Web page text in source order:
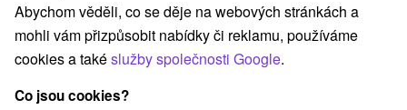
Kategorie
Všechny kategorie
Adrenalinové atrakcie
Turistické atrakcie
Abychom věděli, co se děje na webových stránkách a
mohli vám přizpůsobit nabídky či reklamu, používáme
cookies a takéslužby společnosti Google.
Co jsou cookies?